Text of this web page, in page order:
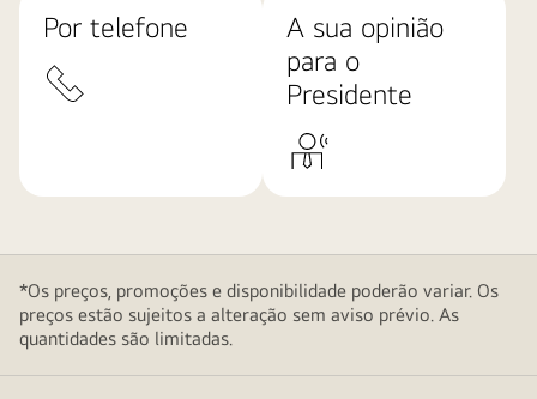
Por telefone
A sua opinião
para o
Presidente
*Os preços, promoções e disponibilidade poderão variar. Os
preços estão sujeitos a alteração sem aviso prévio. As
quantidades são limitadas.